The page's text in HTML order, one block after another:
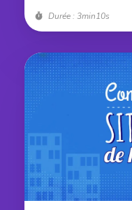
Durée : 3min10s